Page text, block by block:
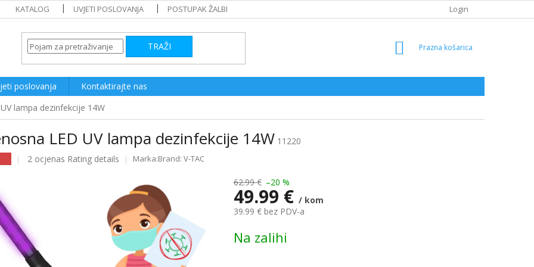
KATALOG UVJETI POSLOVANJA POSTUPAK ŽALBI Login
TRAŽI
SHOPPING
poslovanja
Kontaktirajte nas
lampa dezinfekcije 14W
LED UV lampa dezinfekcije 14W 11220
The
of
5
stars.
2 ocjenas Rating details Brand: V-TAC
62.99 € –20 %
49.99 € / kom
39.99 € bez PDV-a
price:
Na zalihi